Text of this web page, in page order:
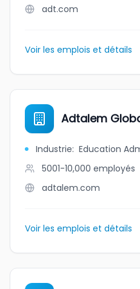
adt.com
Voir les emplois et détails
Adtalem
Industrie: Education
5001-10,000 employés
adtalem.com
Voir les emplois et détails